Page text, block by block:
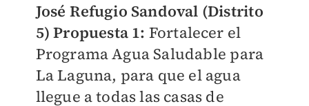
José Refugio Sandoval (Distrito
5) Propuesta 1: Fortalecer el
Programa Agua Saludable para
La Laguna, para que el agua
llegue a todas las casas de